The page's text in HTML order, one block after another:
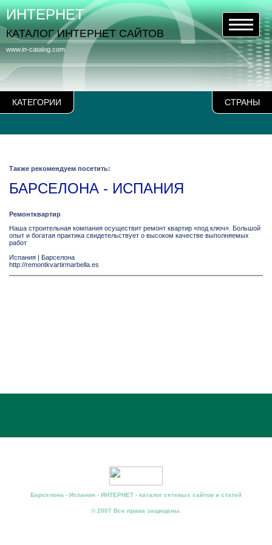
КАТЕГОРИИ СТРАНЫ
www.in-catalog.com
ИНТЕРНЕТ
КАТАЛОГ ИНТЕРНЕТ САЙТОВ
Также рекомендуем посетить:
БАРСЕЛОНА - ИСПАНИЯ
Ремонтквартир
Наша строительная компания осуществит ремонт квартир «под ключ». Большой
опыт и богатая практика свидетельствует о высоком качестве выполняемых
работ
Испания | Барселона
http://remontkvartirmarbella.es
Барселона - Испания - ИНТЕРНЕТ - каталог сетевых сайтов и статей
© 2007 Все права защищены.